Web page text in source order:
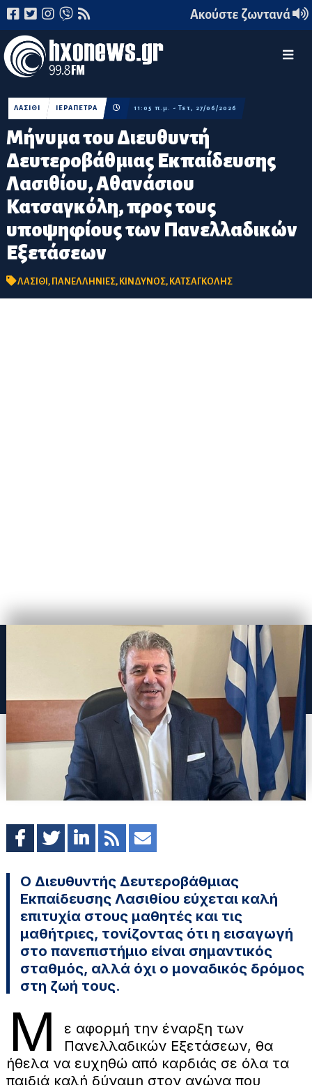
Ακούστε ζωντανά
Μήνυμα του Διευθυντή
Δευτεροβάθμιας Εκπαίδευσης
Λασιθίου, Αθανάσιου
Κατσαγκόλη, προς τους
υποψηφίους των Πανελλαδικών
Εξετάσεων
ΛΑΣΙΘΙ ΙΕΡΑΠΕΤΡΑ 11:05 π.μ. - Τετ, 27/06/2026
ΛΑΣΙΘΙ, ΠΑΝΕΛΛΗΝΙΕΣ, ΚΙΝΔΥΝΟΣ, ΚΑΤΣΑΓΚΟΛΗΣ
Ο Διευθυντής Δευτεροβάθμιας
Εκπαίδευσης Λασιθίου εύχεται καλή
επιτυχία στους μαθητές και τις
μαθήτριες, τονίζοντας ότι η εισαγωγή
στο πανεπιστήμιο είναι σημαντικός
σταθμός, αλλά όχι ο μοναδικός δρόμος
στη ζωή τους.
Μ
ε αφορμή την έναρξη των
Πανελλαδικών Εξετάσεων, θα
ήθελα να ευχηθώ από καρδιάς σε όλα τα
παιδιά καλή δύναμη στον αγώνα που